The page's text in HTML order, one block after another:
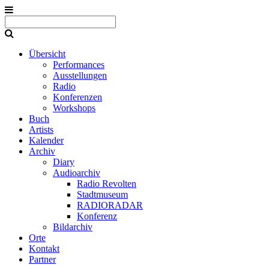
Übersicht
Performances
Ausstellungen
Radio
Konferenzen
Workshops
Buch
Artists
Kalender
Archiv
Diary
Audioarchiv
Radio Revolten
Stadtmuseum
RADIORADAR
Konferenz
Bildarchiv
Orte
Kontakt
Partner